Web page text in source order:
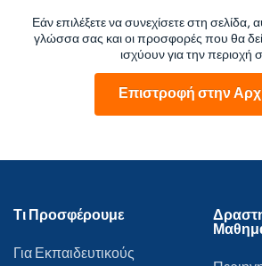
Εάν επιλέξετε να συνεχίσετε στη σελίδα,
γλώσσα σας και οι προσφορές που θα
ισχύουν για την περιοχή
Επιστροφή στην
Τι Προσφέρουμε
Για Εκπαιδευτικούς